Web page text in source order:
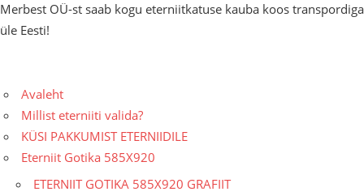
Merbest OÜ-st saab kogu eterniitkatuse kauba koos transpordiga
üle Eesti!
Avaleht
Millist eterniiti valida?
KÜSI PAKKUMIST ETERNIIDILE
Eterniit Gotika 585X920
ETERNIIT GOTIKA 585X920 GRAFIIT